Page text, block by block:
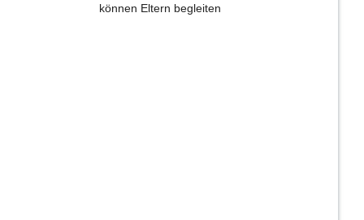
können Eltern begleiten